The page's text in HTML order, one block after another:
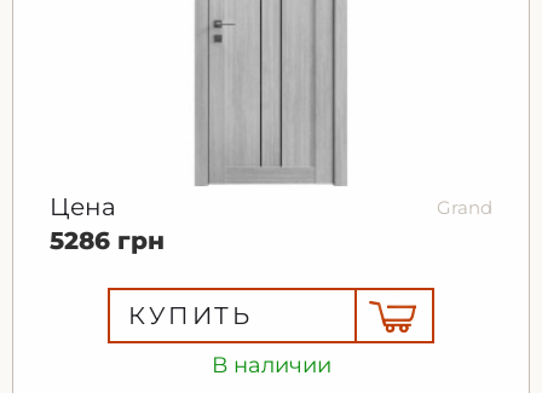
В наличии
Цена Grand
5286 грн
КУПИТЬ